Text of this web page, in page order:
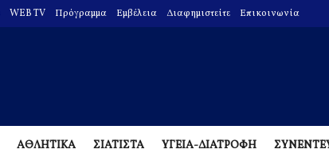
WEB TV Πρόγραμμα Εμβέλεια Διαφημιστείτε Επικοινωνία
ΑΘΛΗΤΙΚΑ ΣΙΑΤΙΣΤΑ ΥΓΕΙΑ-ΔΙΑΤΡΟΦΗ